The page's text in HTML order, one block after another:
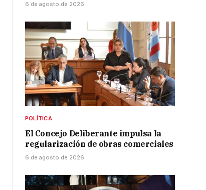
6 de agosto de 2026
POLÍTICA
El Concejo Deliberante impulsa la
regularización de obras comerciales
6 de agosto de 2026